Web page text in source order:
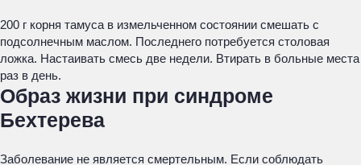
200 г корня тамуса в измельченном состоянии смешать с
подсолнечным маслом. Последнего потребуется столовая
ложка. Настаивать смесь две недели. Втирать в больные места
раз в день.
Образ жизни при синдроме
Бехтерева
Заболевание не является смертельным. Если соблюдать